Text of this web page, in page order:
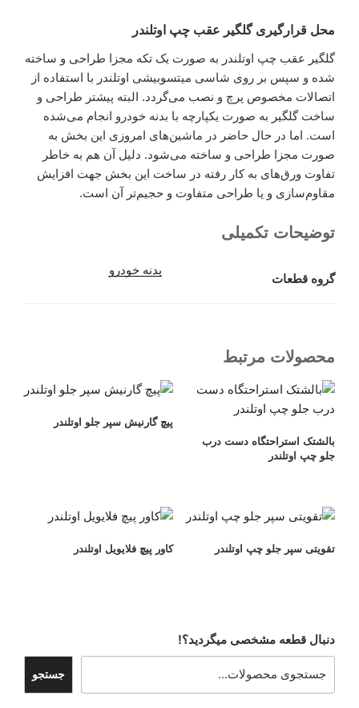
محل قرارگیری گلگیر عقب چپ اوتلندر
گلگیر عقب چپ اوتلندر به صورت یک تکه مجزا طراحی و ساخته
شده و سپس بر روی شاسی میتسوبیشی اوتلندر با استفاده از
اتصالات مخصوص پرچ و نصب می‌گردد. البته پیشتر طراحی و
ساخت گلگیر به صورت یکپارچه با بدنه خودرو انجام می‌شده
است. اما در حال حاضر در ماشین‌های امروزی این بخش به
صورت مجزا طراحی و ساخته می‌شود. دلیل آن هم به خاطر
تفاوت ورق‌های به کار رفته در ساخت این بخش جهت افزایش
مقاوم‌سازی و یا طراحی متفاوت و حجیم‌تر آن است.
توضیحات تکمیلی
گروه قطعات
بدنه خودرو
محصولات مرتبط
بالشتک استراحتگاه دست درب
جلو چپ اوتلندر
پیچ گارنیش سپر جلو اوتلندر
تقویتی سپر جلو چپ اوتلندر کاور پیچ فلایویل اوتلندر
دنبال قطعه مشخصی میگردید؟!
جستجو